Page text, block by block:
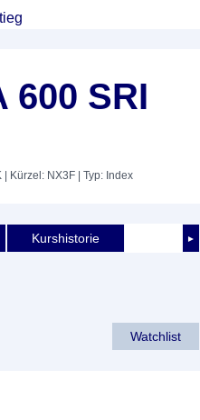
600 SRI
| Kürzel: NX3F | Typ: Index
►
Kurshistorie
Watchlist